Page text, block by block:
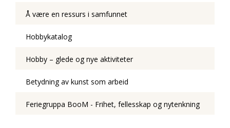
Å være en ressurs i samfunnet
Hobbykatalog
Hobby – glede og nye aktiviteter
Betydning av kunst som arbeid
Feriegruppa BooM - Frihet, fellesskap og nytenkning